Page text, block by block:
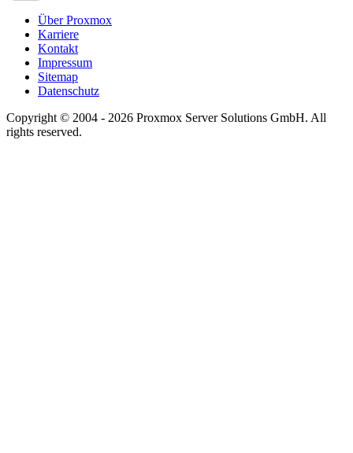
Über Proxmox
Karriere
Kontakt
Impressum
Sitemap
Datenschutz
Copyright © 2004 - 2026 Proxmox Server Solutions GmbH. All
rights reserved.